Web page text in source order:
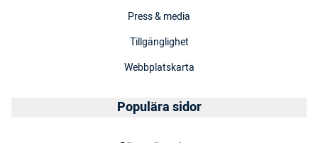
Press & media
Tillgänglighet
Webbplatskarta
Populära sidor